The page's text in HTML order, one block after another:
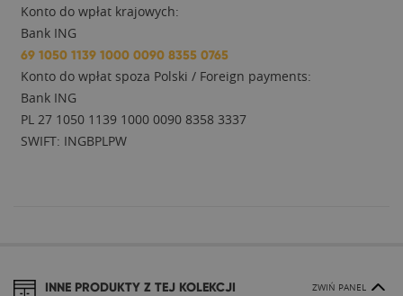
Konto do wpłat krajowych:
Bank ING
69 1050 1139 1000 0090 8355 0765
Konto do wpłat spoza Polski / Foreign payments:
Bank ING
PL 27 1050 1139 1000 0090 8358 3337
SWIFT: INGBPLPW
INNE PRODUKTY Z TEJ KOLEKCJI ZWIŃ PANEL